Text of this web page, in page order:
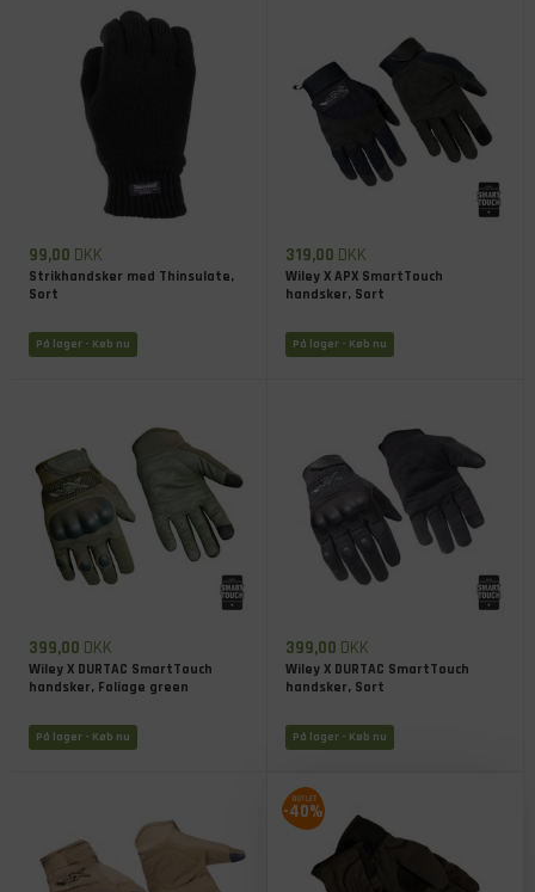
99,00 DKK
Strikhandsker med Thinsulate,
Sort
På lager - Køb nu
319,00 DKK
Wiley X APX SmartTouch
handsker, Sort
På lager - Køb nu
399,00 DKK
Wiley X DURTAC SmartTouch
handsker, Foliage green
På lager - Køb nu
399,00 DKK
Wiley X DURTAC SmartTouch
handsker, Sort
På lager - Køb nu
-40%